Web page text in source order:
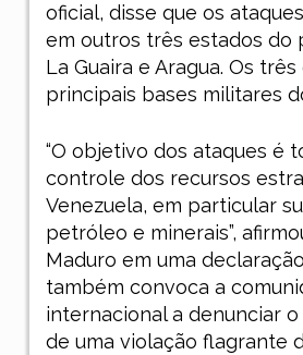
oficial, disse que os
em outros três estados do
La Guaira e Aragua. Os
principais bases militares
“O objetivo dos ataques é
controle dos recursos
Venezuela, em particular
petróleo e minerais”,
Maduro em uma
também convoca a
internacional a denunciar
de uma violação flagrante